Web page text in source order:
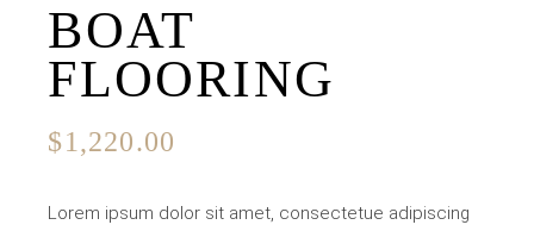
BOAT
FLOORING
$1,220.00
Lorem ipsum dolor sit amet, consectetue adipiscing